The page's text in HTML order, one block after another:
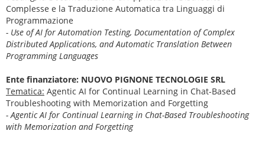
Complesse e la Traduzione Automatica tra Linguaggi di
Programmazione
- Use of AI for Automation Testing, Documentation of Complex
Distributed Applications, and Automatic Translation Between
Programming Languages
Ente finanziatore: NUOVO PIGNONE TECNOLOGIE SRL
Tematica: Agentic AI for Continual Learning in Chat-Based
Troubleshooting with Memorization and Forgetting
- Agentic AI for Continual Learning in Chat-Based Troubleshooting
with Memorization and Forgetting